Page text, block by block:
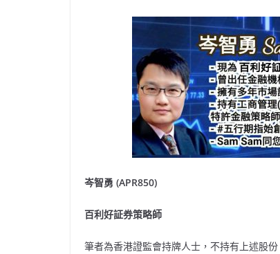
岑智勇 (APR850)
百利好証券策略師
筆者為香港證監會持牌人士，不持有上述股份